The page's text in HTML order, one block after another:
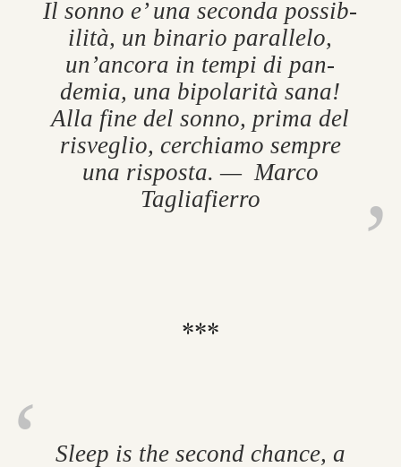
Il sonno e’ una seconda pos­sib­
ilità, un bin­ario par­al­lelo,
un’ancora in tempi di pan­
demia, una bi­polarità sana!
Alla fine del sonno, prima del
ris­ve­glio, cer­chiamo sempre
una ris­posta. — Marco
Tagliafi­erro
***
Sleep is the second chance, a